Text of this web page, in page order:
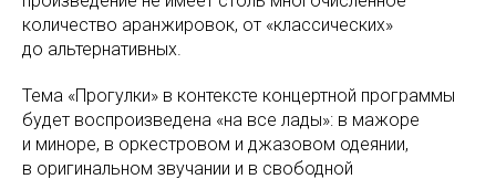
количество аранжировок, от «классических»
до альтернативных.
Тема «Прогулки» в контексте концертной программы
будет воспроизведена «на все лады»: в мажоре
и миноре, в оркестровом и джазовом одеянии,
в оригинальном звучании и в свободной